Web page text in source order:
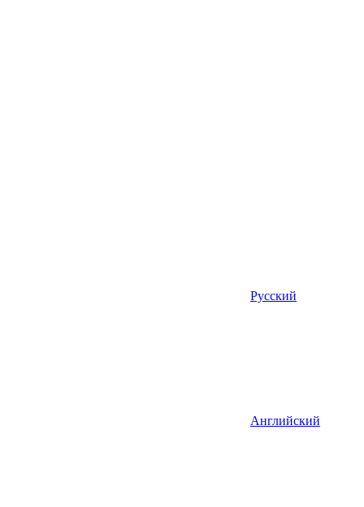
Русский
Английский